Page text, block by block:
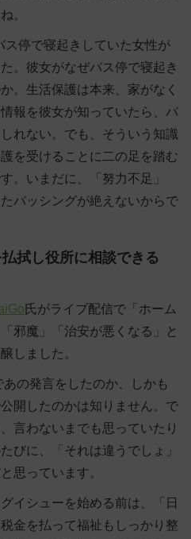
。
停で寝起きしていた女性が
。彼女がなぜバス停で寝起き
。生活保護は本来、家がなく
報を彼女が知っていたら、バ
れない。でも、そういう知識
を受けることに二の足を踏む
。いまだに、「努力不足」
バッシングが絶えないからで
拭し役所に相談できる
氏がライブ配信で「ホーム
邪魔」「治安が悪くなる」と
しました。
の発言をしたのか、しかも
開したのかは知りません。で
言わないまでも思っていたり
びに、「それは違うでしょ」
思っています。
イシューを始める前は、「日
金を払って福祉もしっかり整